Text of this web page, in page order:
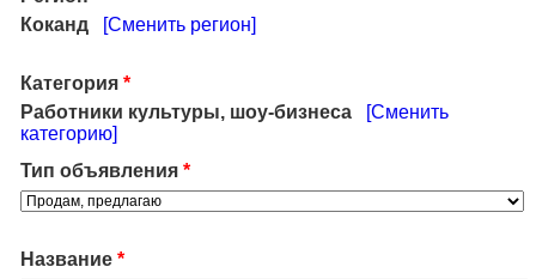
Коканд
[Сменить регион]
Категория *
Работники культуры, шоу-бизнеса
[Сменить
категорию]
Тип объявления *
Название *